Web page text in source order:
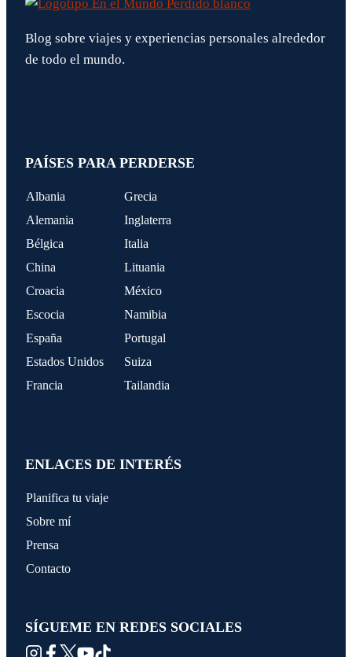
Blog sobre viajes y experiencias personales alrededor
de todo el mundo.
PAÍSES PARA PERDERSE
Albania
Alemania
Bélgica
China
Croacia
Escocia
España
Estados Unidos
Francia
Grecia
Inglaterra
Italia
Lituania
México
Namibia
Portugal
Suiza
Tailandia
ENLACES DE INTERÉS
Planifica tu viaje
Sobre mí
Prensa
Contacto
SÍGUEME EN REDES SOCIALES